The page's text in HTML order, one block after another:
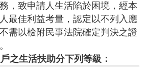
，致申請人生活陷於困境，經本
最佳利益考量，認定以不列入應
需以檢附民事法院確定判決之證
之生活扶助分下列等級：